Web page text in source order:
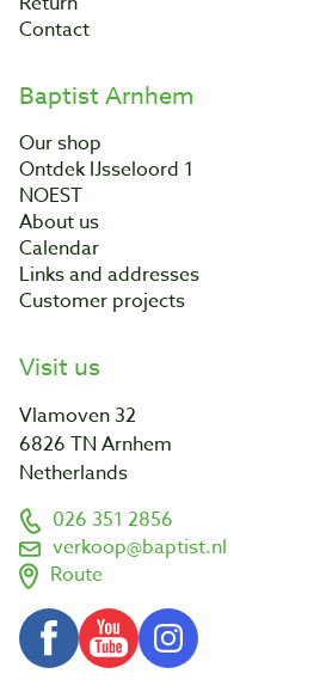
Contact
Baptist Arnhem
Our shop
Ontdek IJsseloord 1
NOEST
About us
Calendar
Links and addresses
Customer projects
Visit us
Vlamoven 32
6826 TN Arnhem
Netherlands
026 351 2856
verkoop@baptist.nl
Route